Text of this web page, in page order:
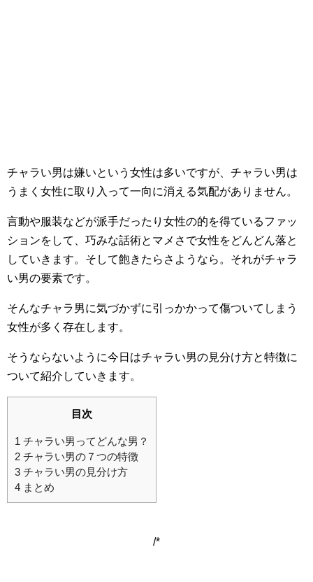
チャラい男は嫌いという女性は多いですが、チャラい男は
うまく女性に取り入って一向に消える気配がありません。
言動や服装などが派手だったり女性の的を得ているファッ
ションをして、巧みな話術とマメさで女性をどんどん落と
していきます。そして飽きたらさようなら。それがチャラ
い男の要素です。
そんなチャラ男に気づかずに引っかかって傷ついてしまう
女性が多く存在します。
そうならないように今日はチャラい男の見分け方と特徴に
ついて紹介していきます。
目次
1 チャラい男ってどんな男？
2 チャラい男の７つの特徴
3 チャラい男の見分け方
4 まとめ
/*